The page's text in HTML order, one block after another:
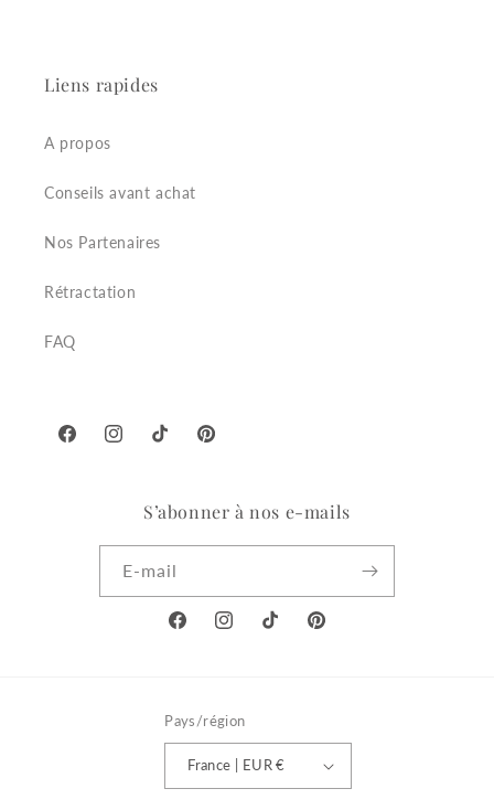
Liens rapides
A propos
Conseils avant achat
Nos Partenaires
Rétractation
FAQ
FacebookInstagramTikTok Pinterest
S’abonner à nos e-mails
E-mail
FacebookInstagramTikTok Pinterest
Pays/région
France | EUR €